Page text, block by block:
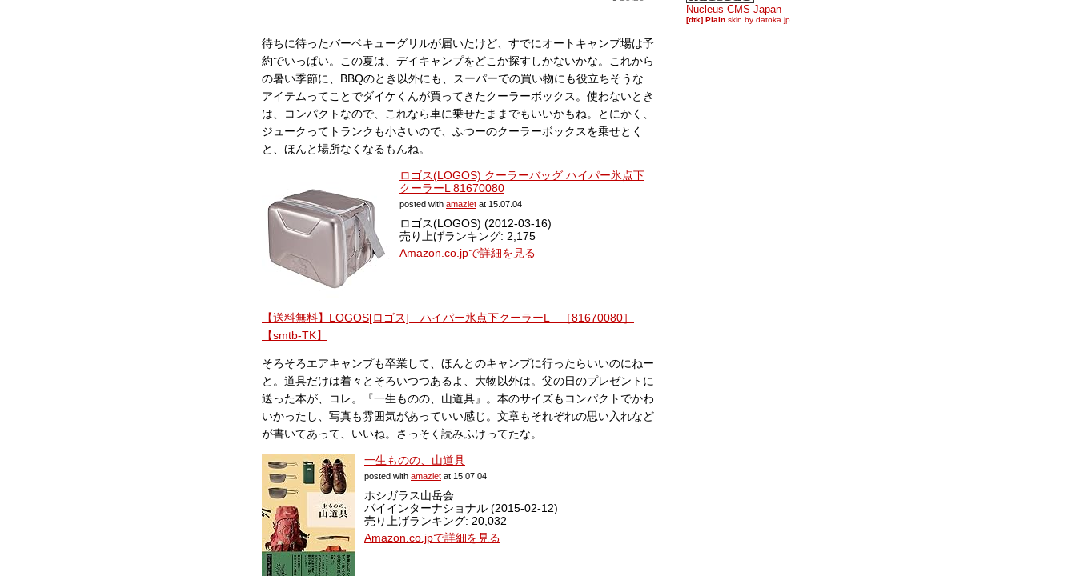
待ちに待ったバーベキューグリルが届いたけど、すでにオートキャンプ場は予
約でいっぱい。この夏は、デイキャンプをどこか探すしかないかな。これから
の暑い季節に、BBQのとき以外にも、スーパーでの買い物にも役立ちそうな
アイテムってことでダイケくんが買ってきたクーラーボックス。使わないとき
は、コンパクトなので、これなら車に乗せたままでもいいかもね。とにかく、
ジュークってトランクも小さいので、ふつーのクーラーボックスを乗せとく
と、ほんと場所なくなるもんね。
ロゴス(LOGOS) クーラーバッグ ハイパー氷点下
クーラーL 81670080
posted with amazlet at 15.07.04
ロゴス(LOGOS) (2012-03-16)
売り上げランキング: 2,175
Amazon.co.jpで詳細を見る
【送料無料】LOGOS[ロゴス] ハイパー氷点下クーラーL ［81670080］
【smtb-TK】
そろそろエアキャンプも卒業して、ほんとのキャンプに行ったらいいのにねー
と。道具だけは着々とそろいつつあるよ、大物以外は。父の日のプレゼントに
送った本が、コレ。『一生ものの、山道具』。本のサイズもコンパクトでかわ
いかったし、写真も雰囲気があっていい感じ。文章もそれぞれの思い入れなど
が書いてあって、いいね。さっそく読みふけってたな。
一生ものの、山道具
posted with amazlet at 15.07.04
ホシガラス山岳会
パイインターナショナル (2015-02-12)
売り上げランキング: 20,032
Amazon.co.jpで詳細を見る
Nucleus CMS Japan
[dtk] Plain skin by datoka.jp